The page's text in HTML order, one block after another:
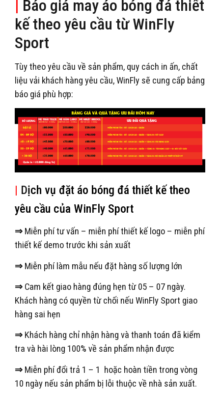
Báo giá may áo bóng đá thiết
kế theo yêu cầu từ WinFly
Sport
Tùy theo yêu cầu về sản phẩm, quy cách in ấn, chất
liệu vải khách hàng yêu cầu, WinFly sẽ cung cấp bảng
báo giá phù hợp:
| Dịch vụ đặt áo bóng đá thiết kế theo
yêu cầu của WinFly Sport
⇒ Miễn phí tư vấn – miễn phí thiết kế logo – miễn phí
thiết kế demo trước khi sản xuất
⇒ Miễn phí làm mẫu nếu đặt hàng số lượng lớn
⇒ Cam kết giao hàng đúng hẹn từ 05 – 07 ngày.
Khách hàng có quyền từ chối nếu WinFly Sport giao
hàng sai hẹn
⇒ Khách hàng chỉ nhận hàng và thanh toán đã kiểm
tra và hài lòng 100% về sản phẩm nhận được
⇒ Miễn phí đổi trả 1 – 1 hoặc hoàn tiền trong vòng
10 ngày nếu sản phẩm bị lỗi thuộc về nhà sản xuất.